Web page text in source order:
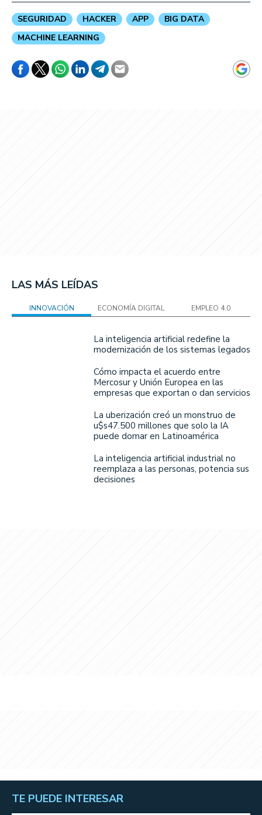
SEGURIDAD HACKER APP
BIG DATA
MACHINE LEARNING
LAS MÁS LEÍDAS
INNOVACIÓN ECONOMÍA DIGITAL EMPLEO 4.0
La inteligencia artificial redefine la
modernización de los sistemas legados
Cómo impacta el acuerdo entre
Mercosur y Unión Europea en las
empresas que exportan o dan servicios
La uberización creó un monstruo de
u$s47.500 millones que solo la IA
puede domar en Latinoamérica
La inteligencia artificial industrial no
reemplaza a las personas, potencia sus
decisiones
TE PUEDE INTERESAR